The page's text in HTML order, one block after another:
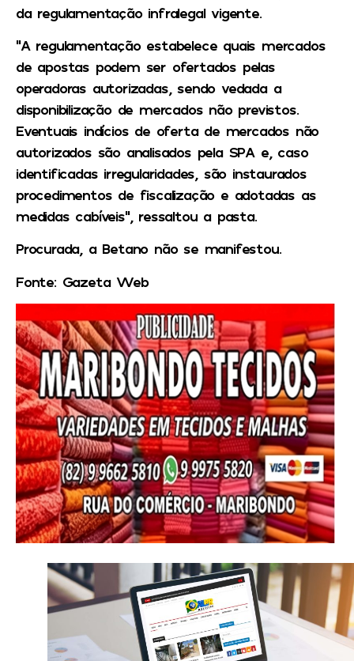
da regulamentação infralegal vigente.
“A regulamentação estabelece quais mercados
de apostas podem ser ofertados pelas
operadoras autorizadas, sendo vedada a
disponibilização de mercados não previstos.
Eventuais indícios de oferta de mercados não
autorizados são analisados pela SPA e, caso
identificadas irregularidades, são instaurados
procedimentos de fiscalização e adotadas as
medidas cabíveis”, ressaltou a pasta.
Procurada, a Betano não se manifestou.
Fonte: Gazeta Web